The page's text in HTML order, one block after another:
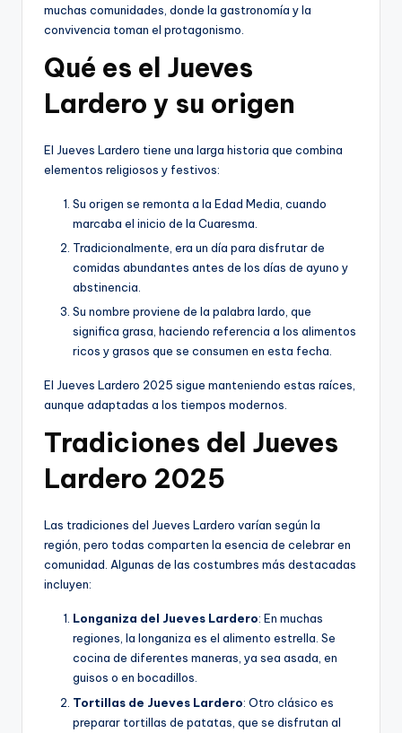
muchas comunidades, donde la gastronomía y la
convivencia toman el protagonismo.
Qué es el Jueves
Lardero y su origen
El Jueves Lardero tiene una larga historia que combina
elementos religiosos y festivos:
Su origen se remonta a la Edad Media, cuando
marcaba el inicio de la Cuaresma.
Tradicionalmente, era un día para disfrutar de
comidas abundantes antes de los días de ayuno y
abstinencia.
Su nombre proviene de la palabra lardo, que
significa grasa, haciendo referencia a los alimentos
ricos y grasos que se consumen en esta fecha.
El Jueves Lardero 2025 sigue manteniendo estas raíces,
aunque adaptadas a los tiempos modernos.
Tradiciones del Jueves
Lardero 2025
Las tradiciones del Jueves Lardero varían según la
región, pero todas comparten la esencia de celebrar en
comunidad. Algunas de las costumbres más destacadas
incluyen:
Longaniza del Jueves Lardero: En muchas
regiones, la longaniza es el alimento estrella. Se
cocina de diferentes maneras, ya sea asada, en
guisos o en bocadillos.
Tortillas de Jueves Lardero: Otro clásico es
preparar tortillas de patatas, que se disfrutan al